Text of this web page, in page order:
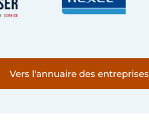
Vers l'annuaire des entreprises